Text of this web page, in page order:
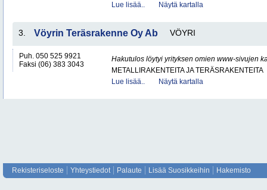
Lue lisää..
Näytä kartalla
3. Vöyrin Teräsrakenne Oy Ab VÖYRI
Puh. 050 525 9921
Faksi (06) 383 3043
Hakutulos löytyi yrityksen omien www-sivujen
METALLIRAKENTEITA JA TERÄSRAKENTEITA
Lue lisää..
Näytä kartalla
Rekisteriseloste Yhteystiedot Palaute Lisää Suosikkeihin Hakemisto